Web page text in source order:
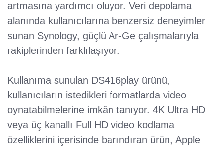
artmasına yardımcı oluyor. Veri depolama
alanında kullanıcılarına benzersiz deneyimler
sunan Synology, güçlü Ar-Ge çalışmalarıyla
rakiplerinden farklılaşıyor.
Kullanıma sunulan DS416play ürünü,
kullanıcıların istedikleri formatlarda video
oynatabilmelerine imkân tanıyor. 4K Ultra HD
veya üç kanallı Full HD video kodlama
özelliklerini içerisinde barındıran ürün, Apple